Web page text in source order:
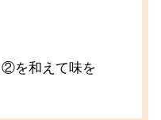
を和えて味を